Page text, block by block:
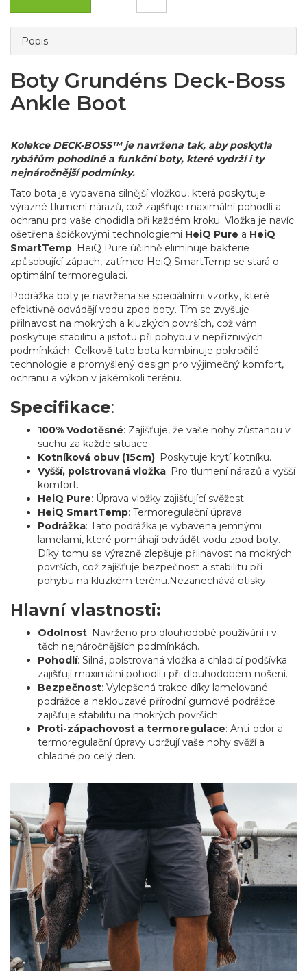
Popis
Boty Grundéns Deck-Boss
Ankle Boot
Kolekce DECK-BOSS™ je navržena tak, aby poskytla
rybářům pohodlné a funkční boty, které vydrží i ty
nejnáročnější podmínky.
Tato bota je vybavena silnější vložkou, která poskytuje
výrazné tlumení nárazů, což zajišťuje maximální pohodlí a
ochranu pro vaše chodidla při každém kroku. Vložka je navíc
ošetřena špičkovými technologiemi HeiQ Pure a HeiQ
SmartTemp. HeiQ Pure účinně eliminuje bakterie
způsobující zápach, zatímco HeiQ SmartTemp se stará o
optimální termoregulaci.
Podrážka boty je navržena se speciálními vzorky, které
efektivně odvádějí vodu zpod boty. Tím se zvyšuje
přilnavost na mokrých a kluzkých površích, což vám
poskytuje stabilitu a jistotu při pohybu v nepříznivých
podmínkách. Celkově tato bota kombinuje pokročilé
technologie a promyšlený design pro výjimečný komfort,
ochranu a výkon v jakémkoli terénu.
Specifikace:
100% Vodotěsné: Zajišťuje, že vaše nohy zůstanou v
suchu za každé situace.
Kotníková obuv (15cm): Poskytuje krytí kotníku.
Vyšší, polstrovaná vložka: Pro tlumení nárazů a vyšší
komfort.
HeiQ Pure: Úprava vložky zajišťující svěžest.
HeiQ SmartTemp: Termoregulační úprava.
Podrážka: Tato podrážka je vybavena jemnými
lamelami, které pomáhají odvádět vodu zpod boty.
Díky tomu se výrazně zlepšuje přilnavost na mokrých
površích, což zajišťuje bezpečnost a stabilitu při
pohybu na kluzkém terénu.Nezanechává otisky.
Hlavní vlastnosti:
Odolnost: Navrženo pro dlouhodobé používání i v
těch nejnáročnějších podmínkách.
Pohodlí: Silná, polstrovaná vložka a chladicí podšívka
zajišťují maximální pohodlí i při dlouhodobém nošení.
Bezpečnost: Vylepšená trakce díky lamelované
podrážce a neklouzavé přírodní gumové podrážce
zajišťuje stabilitu na mokrých površích.
Proti-zápachovost a termoregulace: Anti-odor a
termoregulační úpravy udržují vaše nohy svěží a
chladné po celý den.